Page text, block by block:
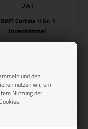
und den
nutzen wir, um
Nutzung der
DWT
DWT Cortina II Gr. 1
Innenhimmel
209,00EUR
Lager, bereit für den